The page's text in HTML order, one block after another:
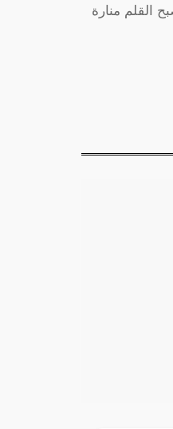
القلم منارة